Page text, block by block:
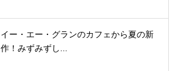
イー・エー・グランのカフェから夏の新
作！みずみずし...